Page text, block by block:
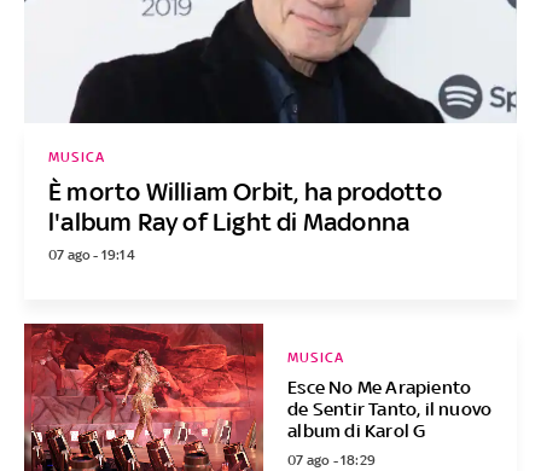
È morto William Orbit, ha prodotto
l'album Ray of Light di Madonna
MUSICA
07 ago - 19:14
Esce No Me Arapiento
de Sentir Tanto, il nuovo
album di Karol G
MUSICA
07 ago - 18:29